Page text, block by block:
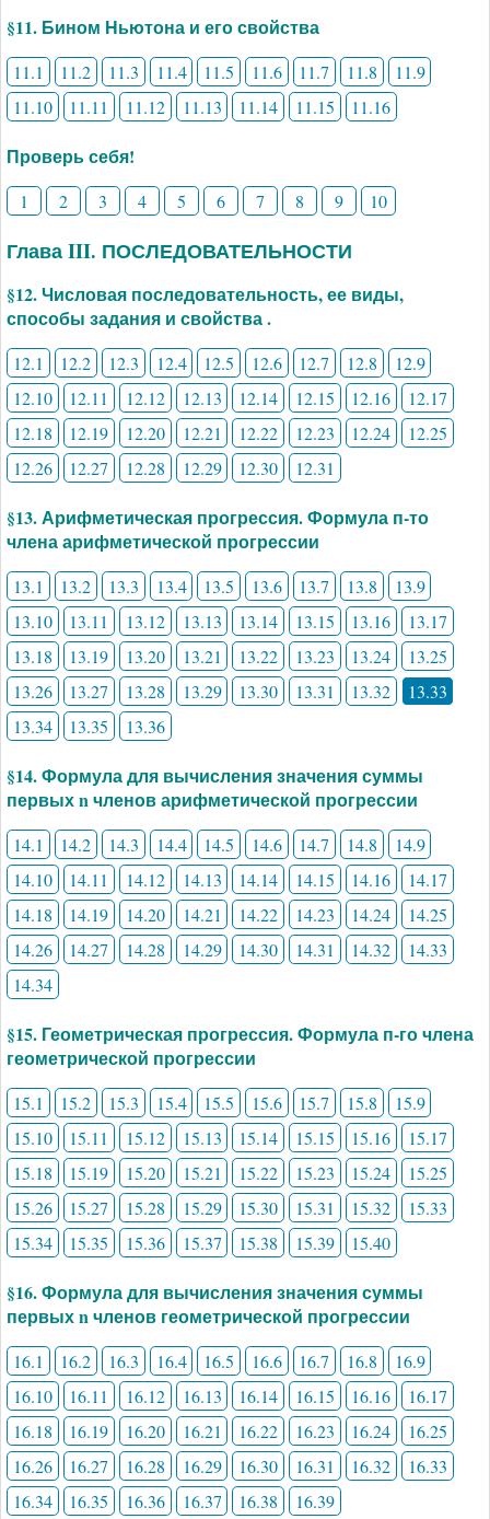
§11. Бином Ньютона и его свойства
11.1 11.2 11.3 11.4 11.5 11.6 11.7 11.8
11.9
11.10
11.11 11.12 11.13 11.14 11.15 11.16
Проверь себя!
1 2 3 4 5 6 7 8 9 10
Глава III. ПОСЛЕДОВАТЕЛЬНОСТИ
§12. Числовая последовательность, ее виды,
способы задания и свойства .
12.1 12.2 12.3 12.4 12.5 12.6 12.7 12.8
12.9
12.10
12.11 12.12 12.13 12.14 12.15 12.16
12.17
12.18
12.19 12.20 12.21 12.22 12.23 12.24
12.25
12.26
12.27 12.28 12.29 12.30 12.31
§13. Арифметическая прогрессия. Формула п-то
члена арифметической прогрессии
13.1 13.2 13.3 13.4 13.5 13.6 13.7 13.8
13.9
13.10
13.11 13.12 13.13 13.14 13.15 13.16
13.17
13.18
13.19 13.20 13.21 13.22 13.23 13.24
13.25
13.26
13.27 13.28 13.29 13.30 13.31 13.32
13.33
13.34
13.35 13.36
§14. Формула для вычисления значения суммы
первых n членов арифметической прогрессии
14.1 14.2 14.3 14.4 14.5 14.6 14.7 14.8
14.9
14.10
14.11 14.12 14.13 14.14 14.15 14.16
14.17
14.18
14.19 14.20 14.21 14.22 14.23 14.24
14.25
14.26
14.27 14.28 14.29 14.30 14.31 14.32
14.33
14.34
§15. Геометрическая прогрессия. Формула п-го члена
геометрической прогрессии
15.1 15.2 15.3 15.4 15.5 15.6 15.7 15.8
15.9
15.10
15.11 15.12 15.13 15.14 15.15 15.16
15.17
15.18
15.19 15.20 15.21 15.22 15.23 15.24
15.25
15.26
15.27 15.28 15.29 15.30 15.31 15.32
15.33
15.34
15.35 15.36 15.37 15.38 15.39 15.40
§16. Формула для вычисления значения суммы
первых n членов геометрической прогрессии
16.1 16.2 16.3 16.4 16.5 16.6 16.7 16.8
16.9
16.10
16.11 16.12 16.13 16.14 16.15 16.16
16.17
16.18
16.19 16.20 16.21 16.22 16.23 16.24
16.25
16.26
16.27 16.28 16.29 16.30 16.31 16.32
16.33
16.34
16.35 16.36 16.37 16.38 16.39